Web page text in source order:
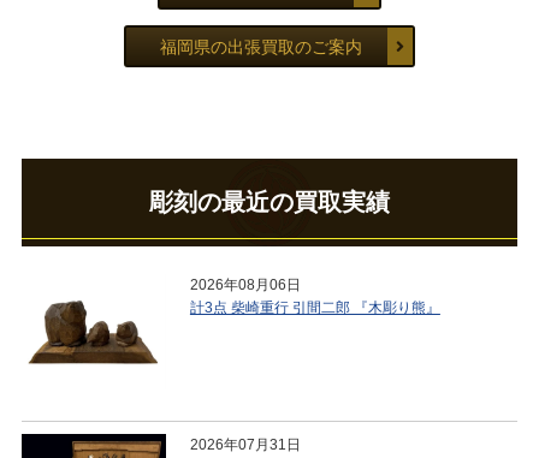
福岡県の出張買取のご案内
彫刻の最近の買取実績
2026年08月06日
計3点 柴崎重行 引間二郎 『木彫り熊』
2026年07月31日